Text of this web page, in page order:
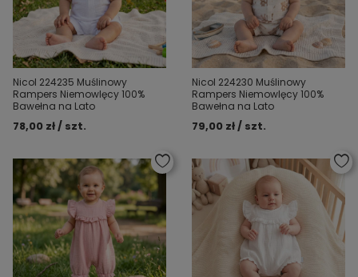
Nicol 224235 Muślinowy
Rampers Niemowlęcy 100%
Bawełna na Lato
78,00 zł / szt.
Nicol 224230 Muślinowy
Rampers Niemowlęcy 100%
Bawełna na Lato
79,00 zł / szt.